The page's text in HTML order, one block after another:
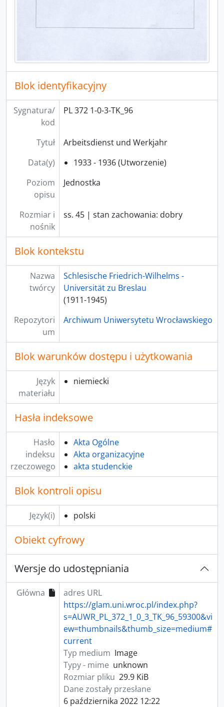
Blok identyfikacyjny
Sygnatura/
kod
PL 372 1-0-3-TK_96
Tytuł
Arbeitsdienst und Werkjahr
Data(y)
1933 - 1936 (Utworzenie)
Poziom
opisu
Jednostka
Rozmiar i
nośnik
ss. 45 | stan zachowania: dobry
Blok kontekstu
Nazwa
twórcy
Schlesische Friedrich-Wilhelms -
Universität zu Breslau
(1911-1945)
Repozytori
um
Archiwum Uniwersytetu Wrocławskiego
Blok warunków dostępu i użytkowania
Język
materiału
niemiecki
Hasła indeksowe
Hasło
indeksu
rzeczowego
Akta Ogólne
Akta organizacyjne
akta studenckie
Blok kontroli opisu
Język(i) polski
Obiekt cyfrowy
Wersje do udostępniania
Główna
adres URL
https://glam.uni.wroc.pl/index.php?
s=AUWR_PL_372_1_0_3_TK_96_59300&vi
ew=thumbnails&thumb_size=medium#
current
Typ medium Image
Typy - mime unknown
Rozmiar pliku 29.9 KiB
Dane zostały przesłane
6 października 2022 12:22